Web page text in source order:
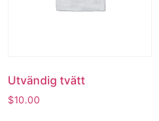
Utvändig tvätt
$10.00